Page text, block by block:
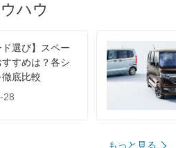
見る 装備詳細を見る 装備
ハウ
ド選び】スペー
すめは？各シ
徹底比較
28
もっと見る